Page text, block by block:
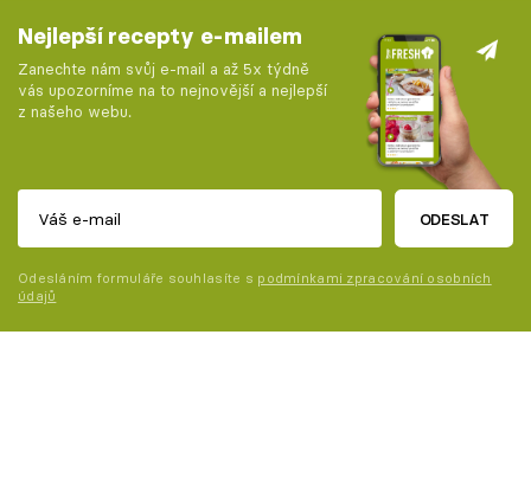
Nejlepší recepty e-mailem
Zanechte nám svůj e-mail a až 5x týdně
vás upozorníme na to nejnovější a nejlepší
z našeho webu.
ODESLAT
Odesláním formuláře souhlasíte s podmínkami zpracování osobních
údajů